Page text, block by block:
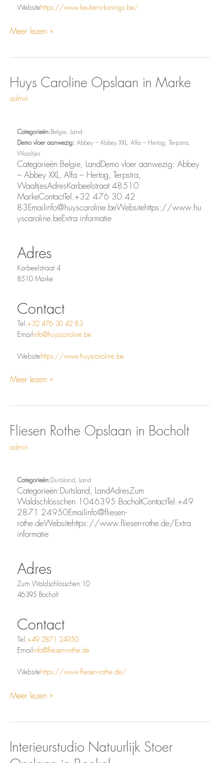
Websitehttps://www.keukens-konings.be/
Meer lezen »
Huys Caroline Opslaan in Marke
admin
Categorieën: Belgie, Land
Demo vloer aanwezig: Abbey – Abbey XXL, Alfa – Hertog, Terpstra,
Waaltjes
Categorieën:Belgie, LandDemo vloer aanwezig: Abbey
– Abbey XXL, Alfa – Hertog, Terpstra,
WaaltjesAdresKarbeelstraat 48510
MarkeContactTel.+32 476 30 42
83Emailinfo@huyscaroline.beWebsitehttps://www.hu
yscaroline.beExtra informatie
Adres
Karbeelstraat 4
8510 Marke
Contact
Tel. +32 476 30 42 83
Email info@huyscaroline.be
Websitehttps://www.huyscaroline.be
Huys
Caroline
Opslaan
in
Marke
Meer lezen »
Fliesen Rothe Opslaan in Bocholt
admin
Categorieën: Duitsland, Land
Categorieën:Duitsland, LandAdresZum
Waldschlösschen 1046395 BocholtContactTel.+49
2871 24950Emailinfo@fliesen-
rothe.deWebsitehttps://www.fliesen-rothe.de/Extra
informatie
Adres
Zum Waldschlösschen 10
46395 Bocholt
Contact
Tel. +49 2871 24950
Email info@fliesen-rothe.de
Websitehttps://www.fliesen-rothe.de/
Fliesen
Rothe
Opslaan
in
Bocholt
Meer lezen »
Interieurstudio Natuurlijk Stoer
Interieurstudio
Natuurlijk
Opslaan
in